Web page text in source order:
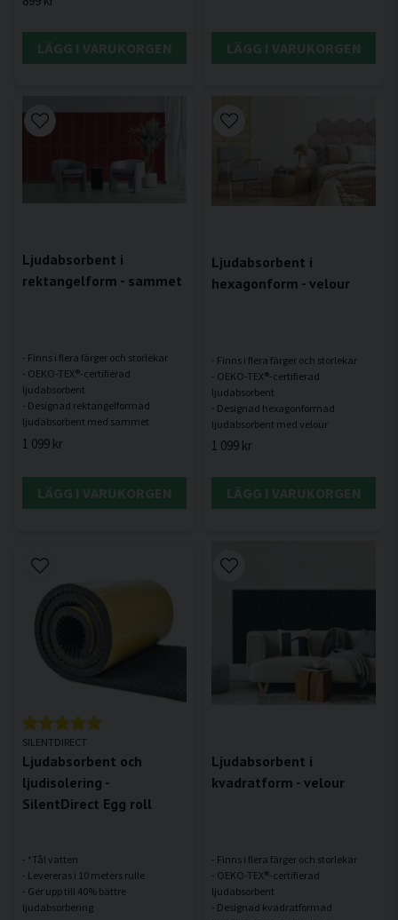
LÄGG I VARUKORGEN LÄGG I VARUKORGEN
Ljudabsorbent i
rektangelform - sammet
- Finns i flera färger och storlekar
- OEKO-TEX®-certifierad
ljudabsorbent
- Designad rektangelformad
1 099 kr
LÄGG I VARUKORGEN
Ljudabsorbent i
hexagonform - velour
- Finns i flera färger och storlekar
- OEKO-TEX®-certifierad
ljudabsorbent
- Designad hexagonformad
1 099 kr
LÄGG I VARUKORGEN
SILENTDIRECT
Ljudabsorbent och
ljudisolering -
SilentDirect Egg roll
- *Tål vatten
- Levereras i 10 meters rulle
- Ger upp till 40% bättre
Ljudabsorbent i
kvadratform - velour
- Finns i flera färger och storlekar
- OEKO-TEX®-certifierad
ljudabsorbent
- Designad kvadratformad